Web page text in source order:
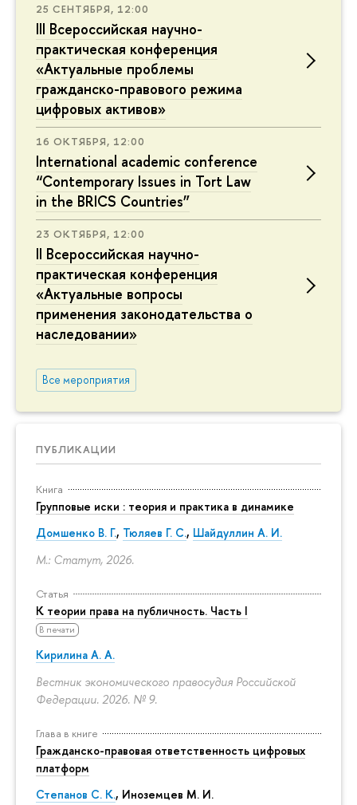
25 СЕНТЯБРЯ, 12:00
III Всероссийская научно-
практическая конференция
«Актуальные проблемы
гражданско-правового режима
цифровых активов»
16 ОКТЯБРЯ, 12:00
International academic conference
“Contemporary Issues in Tort Law
in the BRICS Countries”
23 ОКТЯБРЯ, 12:00
II Всероссийская научно-
практическая конференция
«Актуальные вопросы
применения законодательства о
наследовании»
Все мероприятия
ПУБЛИКАЦИИ
Книга
Групповые иски : теория и практика в динамике
Домшенко В. Г., Тюляев Г. С., Шайдуллин А. И.
М.: Статут, 2026.
Статья
К теории права на публичность. Часть I
В печати
Кирилина А. А.
Вестник экономического правосудия Российской
Федерации. 2026. № 9.
Глава в книге
Гражданско-правовая ответственность цифровых
платформ
Степанов С. К., Иноземцев М. И.